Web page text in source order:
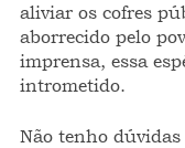
aliviar os cofres
aborrecido pelo
imprensa, essa
intrometido.
Não tenho dúvidas